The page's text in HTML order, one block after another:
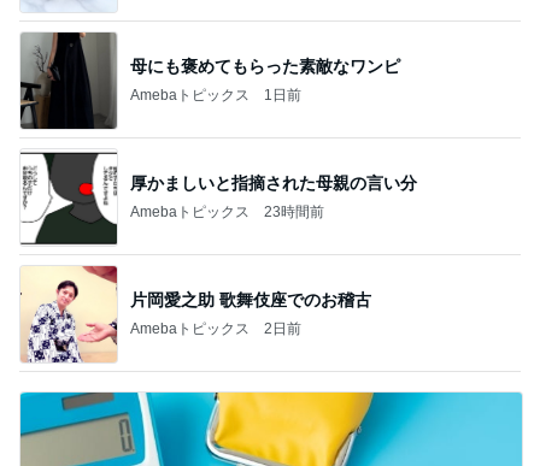
母にも褒めてもらった素敵なワンピ
Amebaトピックス 1日前
厚かましいと指摘された母親の言い分
Amebaトピックス 23時間前
片岡愛之助 歌舞伎座でのお稽古
Amebaトピックス 2日前